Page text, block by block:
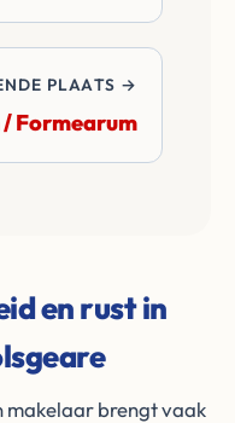
PLAATS →
Formearum
en rust in
makelaar brengt vaak